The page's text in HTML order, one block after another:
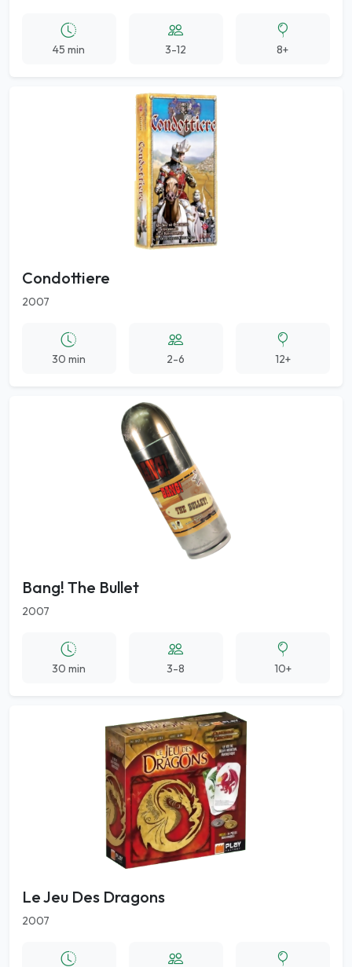
45 min 3-12 8+
Condottiere
2007
30 min 2-6 12+
Bang! The Bullet
2007
30 min 3-8 10+
Le Jeu Des Dragons
2007